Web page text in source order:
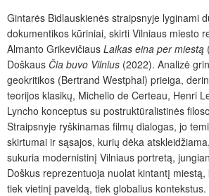
Gintarės Bidlauskienės straipsnyje lyginami
dokumentikos kūriniai, skirti Vilniaus miesto
Almanto Grikevičiaus Laikas eina per miestą
Doškaus Čia buvo Vilnius (2022). Analizė
geokritikos (Bertrand Westphal) prieiga,
teorijos klasikų, Michelio de Certeau, Henri
Lyncho konceptus su postruktūralistinės
Straipsnyje ryškinamas filmų dialogas, jo
skirtumai ir sąsajos, kurių dėka
sukuria modernistinį Vilniaus portretą,
Doškus reprezentuoja nuolat kintantį
tiek vietinį paveldą, tiek globalius kontekstus.